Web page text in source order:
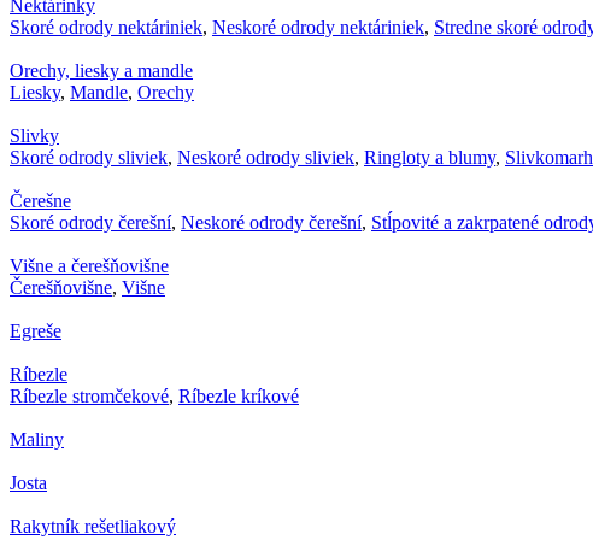
Nektárinky
Skoré odrody nektáriniek, Neskoré odrody nektáriniek, Stredne skoré
Orechy, liesky a mandle
Liesky, Mandle, Orechy
Slivky
Skoré odrody sliviek, Neskoré odrody sliviek, Ringloty a blumy,
Čerešne
Skoré odrody čerešní, Neskoré odrody čerešní, Stĺpovité a zakrpatené
Višne a čerešňovišne
Čerešňovišne, Višne
Egreše
Ríbezle
Ríbezle stromčekové, Ríbezle kríkové
Maliny
Josta
Rakytník rešetliakový